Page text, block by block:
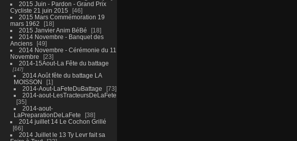
2015 Juin - Pardon - Grand Prix
Cycliste 21 juin 2015
46
2015 Mars Commémoration 19
mars 1962
18
2015 Janvier Anim BéBé
18
2014 Novembre - Banquet des
Anciens
49
2014 Novembre - Cérémonie du 11
Novembre
23
2014-15Aout-La Fête du battage
147
2014 Août fête du battage LA
MOISSON
1
2014-Aout-LaFeteDuBattage
73
2014-aout-LesTracteursDeLaFete
35
2014-aout-
LaPreparationDeLaFete
38
2014 juillet 14 Le Cochon Grillé
66
2014 Juillet le 13 Ty Levr fait sa